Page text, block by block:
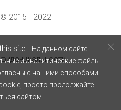
2015 - 2022
site.
На данном сайте
и аналитические файлы
с нашими способами
просто продолжайте
сайтом.